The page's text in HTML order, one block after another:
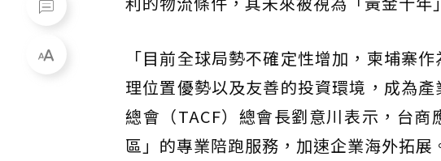
「目前全球局勢不確定性增加，柬埔寨
理位置優勢以及友善的投資環境，成為
總會（TACF）總會長劉意川表示，台
區」的專業陪跑服務，加速企業海外拓展